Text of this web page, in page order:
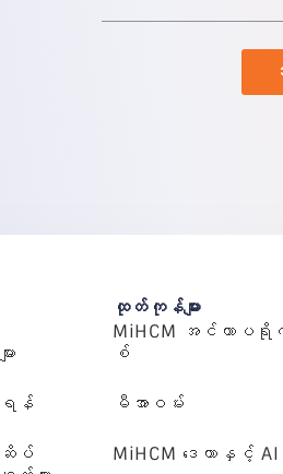
း
န်
ပ်
ထုတ်ကုန်များ
MiHCM အင်တာပရို
စ်
မီအာဝမ်း
MiHCM ဒေတာနှင့် AI